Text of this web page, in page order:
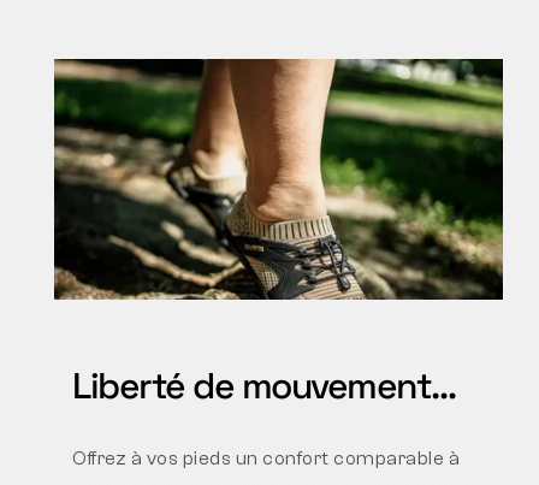
Liberté de mouvement…
Offrez à vos pieds un confort comparable à